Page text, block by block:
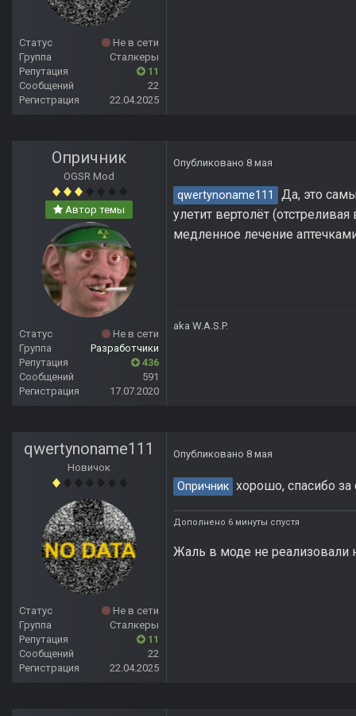
Статус
Не в сети
Группа
Сталкеры
Репутация
11
Сообщений
22
Регистрация
22.04.2025
Опричник
OGSR Mod
Автор темы
Статус
Не в сети
Группа
Разработчики
Репутация
436
Сообщений
591
Регистрация
17.07.2020
Опубликовано 8 мая
qwertynoname111
Да, это
улетит вертолёт
медленное лечение
aka W.A.S.P.
qwertynoname111
Новичок
Статус
Не в сети
Группа
Сталкеры
Репутация
11
Сообщений
22
Регистрация
22.04.2025
Опубликовано 8 мая
Опричник хорошо, спасибо
Дополнено 6 минуты спустя
Жаль в моде не реализовали